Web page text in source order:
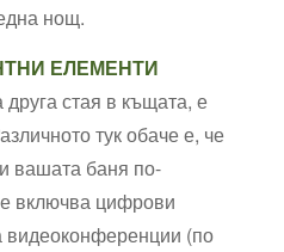
нощ.
ЕЛЕМЕНТИ
друга стая в къщата, е
тук обаче е, че
вашата баня по-
включва цифрови
видеоконференции (по